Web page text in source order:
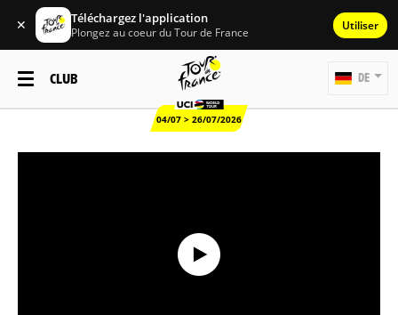
✕ Téléchargez l'application
Plongez au coeur du Tour de France Utiliser
CLUB
04/07 > 26/07/2026
DE